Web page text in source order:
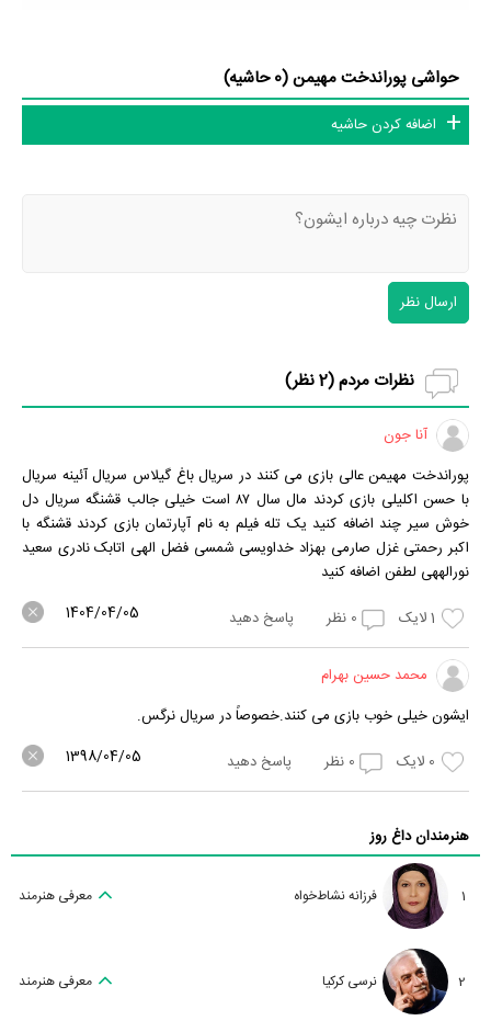
حواشی پوراندخت مهیمن (0 حاشیه)
اضافه کردن حاشیه
ارسال نظر
نظرات مردم (2نظر)
آنا جون
پوراندخت مهیمن عالی بازی می کنند در سریال باغ گیلاس سریال آئینه سریال
با حسن اکلیلی بازی کردند مال سال ۸۷ است خیلی جالب قشنگه سریال دل
خوش سیر چند اضافه کنید یک تله فیلم به نام آپارتمان بازی کردند قشنگه با
اکبر رحمتی غزل صارمی بهزاد خداویسی شمسی فضل الهی اتابک نادری سعید
نورالههی لطفن اضافه کنید
1لایک 0 نظر پاسخ دهید 1404/04/05
محمد حسین بهرام
ایشون خیلی خوب بازی می کنند.خصوصاً در سریال نرگس.
0 لایک 0 نظر پاسخ دهید 1398/04/05
هنرمندان داغ روز
1 فرزانه نشاط‌خواه معرفی هنرمند
2 نرسی کرکیا معرفی هنرمند